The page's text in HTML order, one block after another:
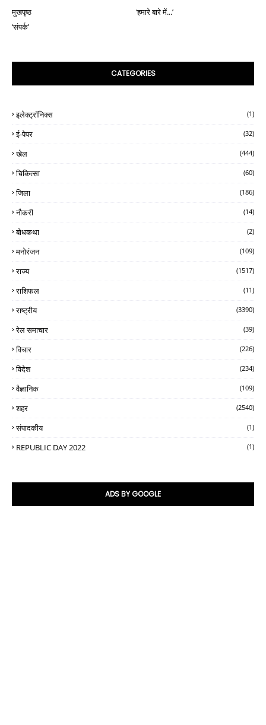
मुखपृष्ठ
‘हमारे बारे में...’
‘संपर्क’
CATEGORIES
इलेक्ट्रॉनिक्स (1)
ई-पेपर (32)
खेल (444)
चिकित्सा (60)
जिला (186)
नौकरी (14)
बोधकथा (2)
मनोरंजन (109)
राज्य (1517)
राशिफल (11)
राष्ट्रीय (3390)
रेल समाचार (39)
विचार (226)
विदेश (234)
वैज्ञानिक (109)
शहर (2540)
संपादकीय (1)
REPUBLIC DAY 2022 (1)
ADS BY GOOGLE